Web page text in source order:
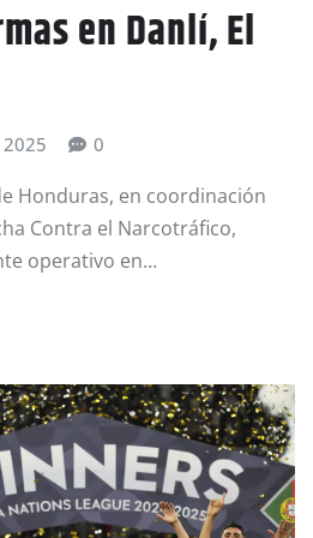
en Danlí, El
2025 0
Honduras, en coordinación
Contra el Narcotráfico,
operativo en…